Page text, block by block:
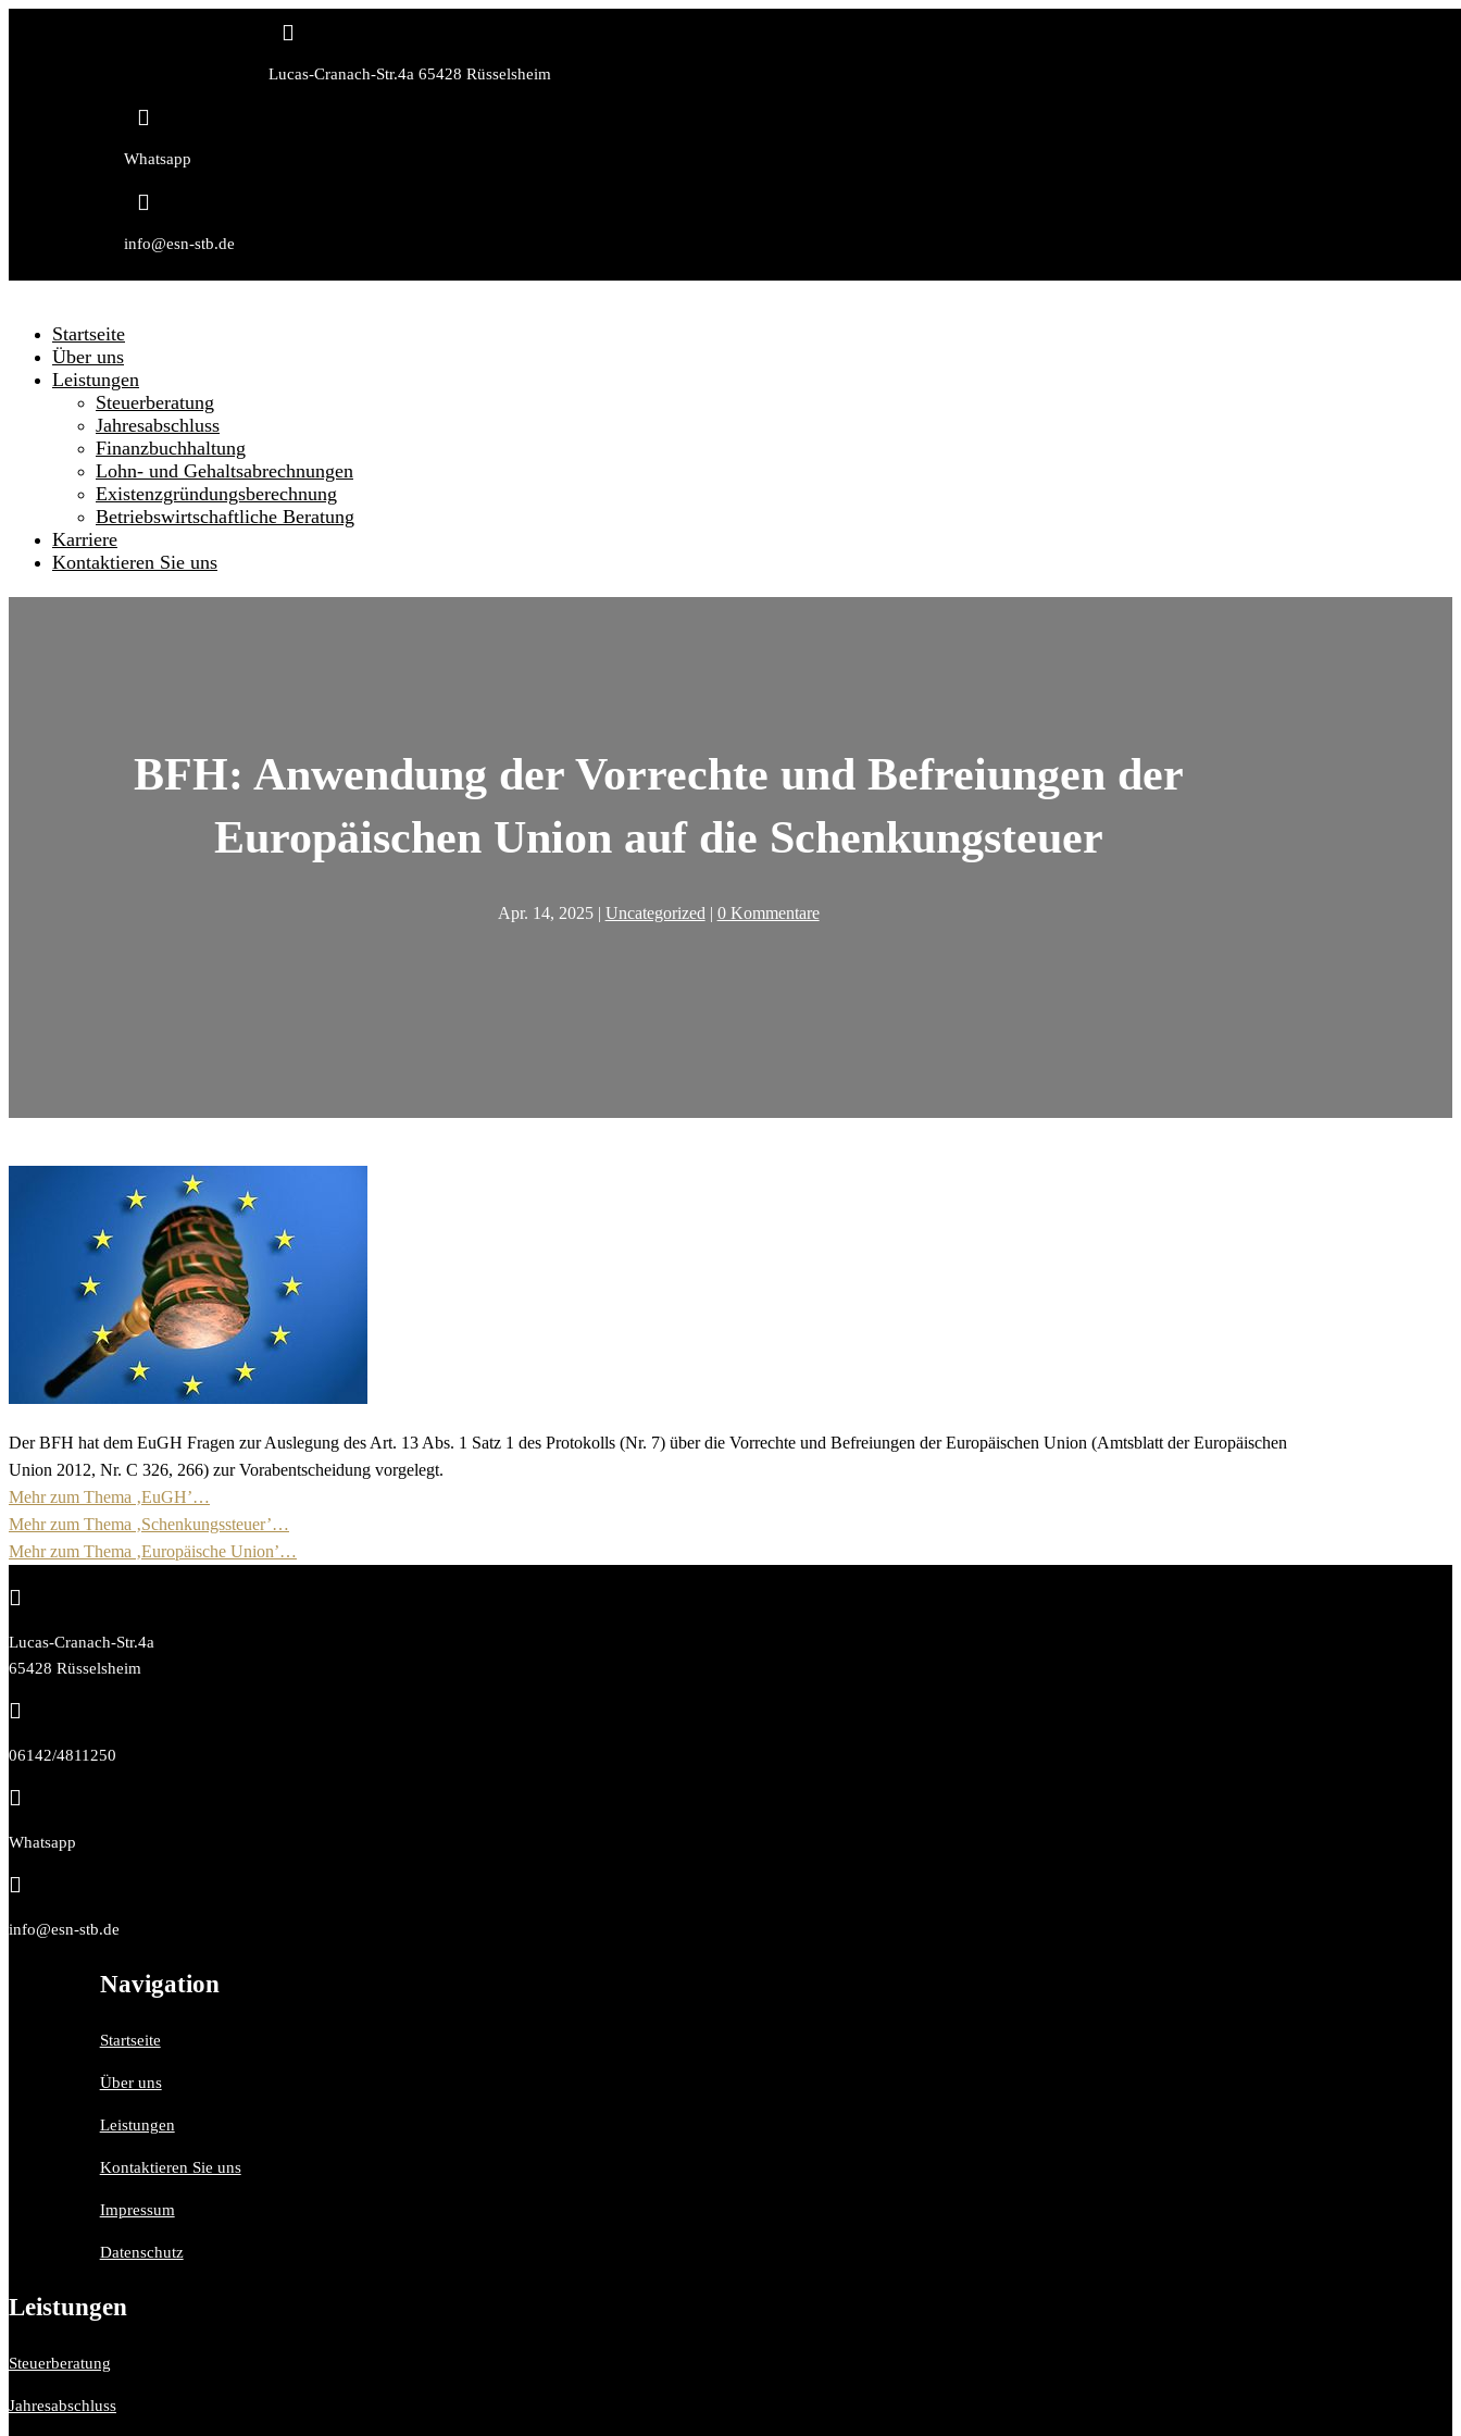

Lucas-Cranach-Str.4a 65428 Rüsselsheim

Whatsapp

info@esn-stb.de
Startseite
Über uns
Leistungen
Steuerberatung
Jahresabschluss
Finanzbuchhaltung
Lohn- und Gehaltsabrechnungen
Existenzgründungsberechnung
Betriebswirtschaftliche Beratung
Karriere
Kontaktieren Sie uns
BFH: Anwendung der Vorrechte und Befreiungen der
Europäischen Union auf die Schenkungsteuer
Apr. 14, 2025| Uncategorized| 0 Kommentare
Der BFH hat dem EuGH Fragen zur Auslegung des Art. 13 Abs. 1 Satz 1 des Protokolls (Nr. 7) über die Vorrechte und Befreiungen der Europäischen Union (Amtsblatt der Europäischen
Union 2012, Nr. C 326, 266) zur Vorabentscheidung vorgelegt.
Mehr zum Thema ‚EuGH’…
Mehr zum Thema ‚Schenkungssteuer’…
Mehr zum Thema ‚Europäische Union’…

Lucas-Cranach-Str.4a
65428 Rüsselsheim

06142/4811250

Whatsapp

info@esn-stb.de
Navigation
Startseite
Über uns
Leistungen
Kontaktieren Sie uns
Impressum
Datenschutz
Leistungen
Steuerberatung
Jahresabschluss